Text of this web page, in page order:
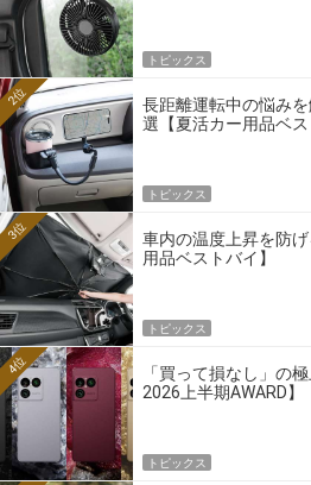
トピックス
長距離運転中の悩み
選【夏活カー用品ベス
2位
トピックス
車内の温度上昇を防
用品ベストバイ】
3位
トピックス
「買って損なし」の
2026上半期AWARD】
4位
トピックス